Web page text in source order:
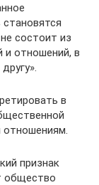
состоит из
и отношений, в
в
признак
общество